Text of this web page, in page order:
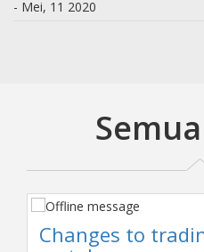
- Mei, 11 2020
Changes to